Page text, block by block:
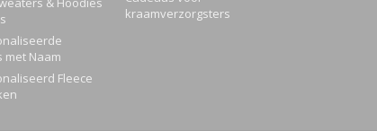
met Naam
Fleece
kraamverzorgsters